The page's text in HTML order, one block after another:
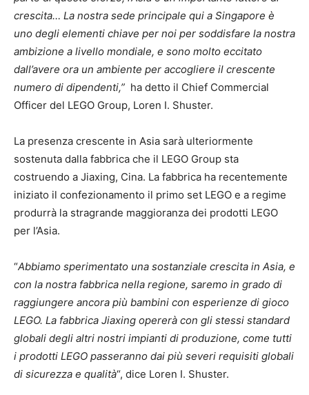
crescita… La nostra sede principale qui a Singapore è
uno degli elementi chiave per noi per soddisfare la nostra
ambizione a livello mondiale, e sono molto eccitato
dall’avere ora un ambiente per accogliere il crescente
numero di dipendenti,” ha detto il Chief Commercial
Officer del LEGO Group, Loren I. Shuster.
La presenza crescente in Asia sarà ulteriormente
sostenuta dalla fabbrica che il LEGO Group sta
costruendo a Jiaxing, Cina. La fabbrica ha recentemente
iniziato il confezionamento il primo set LEGO e a regime
produrrà la stragrande maggioranza dei prodotti LEGO
per l’Asia.
“Abbiamo sperimentato una sostanziale crescita in Asia, e
con la nostra fabbrica nella regione, saremo in grado di
raggiungere ancora più bambini con esperienze di gioco
LEGO. La fabbrica Jiaxing opererà con gli stessi standard
globali degli altri nostri impianti di produzione, come tutti
i prodotti LEGO passeranno dai più severi requisiti globali
di sicurezza e qualità“, dice Loren I. Shuster.